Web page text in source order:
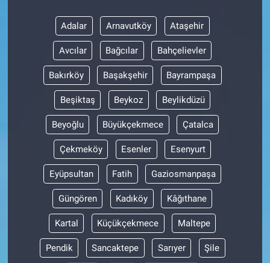
Adalar Arnavutköy Ataşehir
Avcılar Bağcılar Bahçelievler
Bakırköy Başakşehir Bayrampaşa
Beşiktaş Beykoz Beylikdüzü
Beyoğlu Büyükçekmece Çatalca
Çekmeköy Esenler Esenyurt
Eyüpsultan Fatih Gaziosmanpaşa
Güngören Kadıköy Kâğıthane
Kartal Küçükçekmece Maltepe
Pendik Sancaktepe Sarıyer Şile
BİLİM VE TEKNOLOJİ
Güvenlik
Bölge